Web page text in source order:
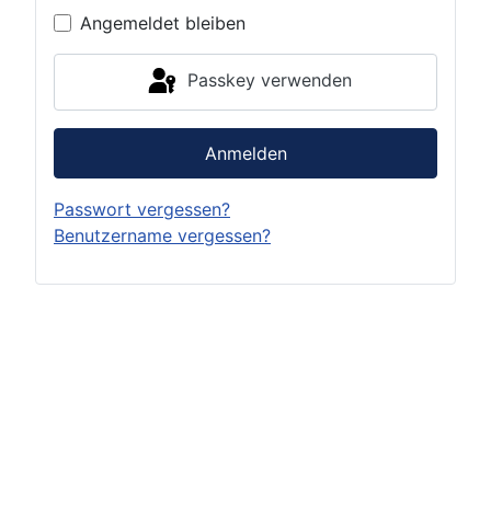
Angemeldet bleiben
Passkey verwenden
Anmelden
Passwort vergessen?
Benutzername vergessen?